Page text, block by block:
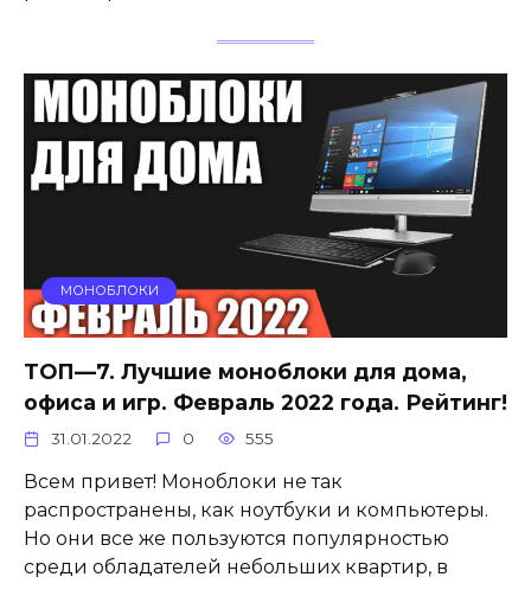
МОНОБЛОКИ
ТОП—7. Лучшие моноблоки для дома,
офиса и игр. Февраль 2022 года. Рейтинг!
31.01.2022 0 555
Всем привет! Моноблоки не так
распространены, как ноутбуки и компьютеры.
Но они все же пользуются популярностью
среди обладателей небольших квартир, в